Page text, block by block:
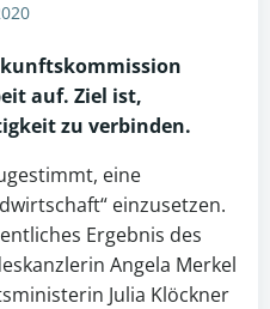
auf. Ziel ist,
zu verbinden.
eine
einzusetzen.
Ergebnis des
Angela Merkel
Julia Klöckner